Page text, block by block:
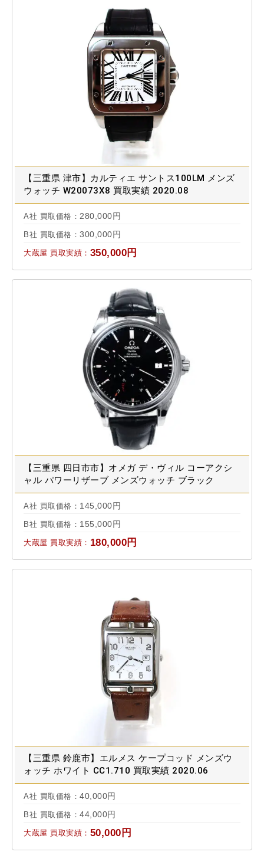
【三重県 津市】カルティエ サントス100LM メンズ
ウォッチ W20073X8 買取実績 2020.08
A社 買取価格： 280,000円
B社 買取価格： 300,000円
大蔵屋 買取実績： 350,000円
【三重県 四日市市】オメガ デ・ヴィル コーアクシ
ャル パワーリザーブ メンズウォッチ ブラック
4832.51.31 買取実績 2025.06
A社 買取価格： 145,000円
B社 買取価格： 155,000円
大蔵屋 買取実績： 180,000円
【三重県 鈴鹿市】エルメス ケープコッド メンズウ
ォッチ ホワイト CC1.710 買取実績 2020.06
A社 買取価格： 40,000円
B社 買取価格： 44,000円
大蔵屋 買取実績： 50,000円